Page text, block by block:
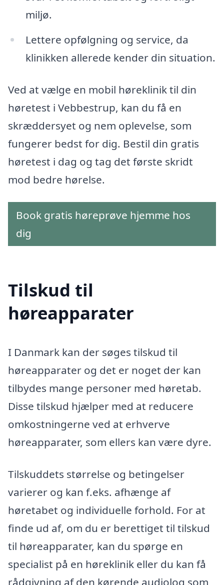
miljø.
Lettere opfølgning og service, da
klinikken allerede kender din situation.
Ved at vælge en mobil høreklinik til din
høretest i Vebbestrup, kan du få en
skræddersyet og nem oplevelse, som
fungerer bedst for dig. Bestil din gratis
høretest i dag og tag det første skridt
mod bedre hørelse.
Book gratis høreprøve hjemme hos
dig
Tilskud til
høreapparater
I Danmark kan der søges tilskud til
høreapparater og det er noget der kan
tilbydes mange personer med høretab.
Disse tilskud hjælper med at reducere
omkostningerne ved at erhverve
høreapparater, som ellers kan være dyre.
Tilskuddets størrelse og betingelser
varierer og kan f.eks. afhænge af
høretabet og individuelle forhold. For at
finde ud af, om du er berettiget til tilskud
til høreapparater, kan du spørge en
specialist på en høreklinik eller du kan få
rådgivning af den kørende audiolog som